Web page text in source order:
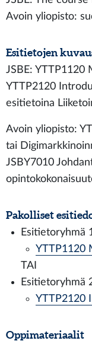
Avoin yliopisto:
Esitietojen
JSBE:
YTTP2120
esitietoina
Avoin yliopisto:
tai
JSBY7010
Pakolliset
Esitietoryhmä
YTTP1120
TAI
Esitietoryhmä
YTTP2120
Oppimateriaalit